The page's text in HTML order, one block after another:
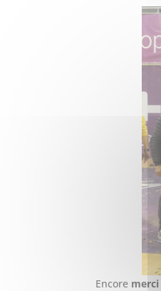
Encore merci